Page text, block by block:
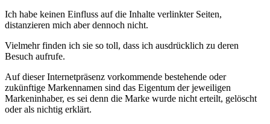
Ich habe keinen Einfluss auf die Inhalte verlinkter Seiten,
distanzieren mich aber dennoch nicht.
Vielmehr finden ich sie so toll, dass ich ausdrücklich zu deren
Besuch aufrufe.
Auf dieser Internetpräsenz vorkommende bestehende oder
zukünftige Markennamen sind das Eigentum der jeweiligen
Markeninhaber, es sei denn die Marke wurde nicht erteilt, gelöscht
oder als nichtig erklärt.